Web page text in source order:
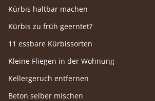
Kürbis haltbar machen
Kürbis zu früh geerntet?
11 essbare Kürbissorten
Kleine Fliegen in der Wohnung
Kellergeruch entfernen
Beton selber mischen